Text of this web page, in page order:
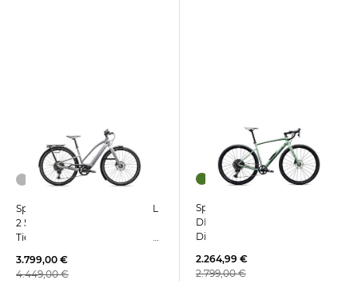
Specialized | E-Bike VADO SL
2 5.0 STEP THROUGH
Tiefeinstieg Specialized 1.2 SL
3.799,00 €
4.449,00 €
Specialized | Gravelbike
DIVERGE 4 E5 COMP ALLOY
Diamantrahmen
2.264,99 €
2.799,00 €